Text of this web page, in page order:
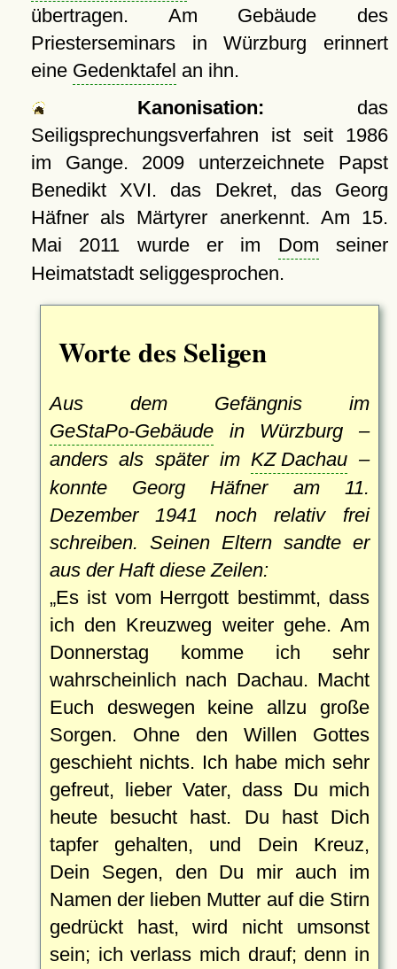
übertragen. Am Gebäude des
Priesterseminars in Würzburg erinnert
eine Gedenktafel an ihn.
Kanonisation: das
Seiligsprechungsverfahren ist seit 1986
im Gange. 2009 unterzeichnete Papst
Benedikt XVI. das Dekret, das Georg
Häfner als Märtyrer anerkennt. Am 15.
Mai 2011 wurde er im Dom seiner
Heimatstadt seliggesprochen.
Worte des Seligen
Aus dem Gefängnis im
GeStaPo-Gebäudein Würzburg –
anders als später imKZ Dachau –
konnte Georg Häfner am 11.
Dezember 1941 noch relativ frei
schreiben. Seinen Eltern sandte er
aus der Haft diese Zeilen:
Es ist vom Herrgott bestimmt, dass
ich den Kreuzweg weiter gehe. Am
Donnerstag komme ich sehr
wahrscheinlich nach Dachau. Macht
Euch deswegen keine allzu große
Sorgen. Ohne den Willen Gottes
geschieht nichts. Ich habe mich sehr
gefreut, lieber Vater, dass Du mich
heute besucht hast. Du hast Dich
tapfer gehalten, und Dein Kreuz,
Dein Segen, den Du mir auch im
Namen der lieben Mutter auf die Stirn
gedrückt hast, wird nicht umsonst
sein; ich verlass mich drauf; denn in